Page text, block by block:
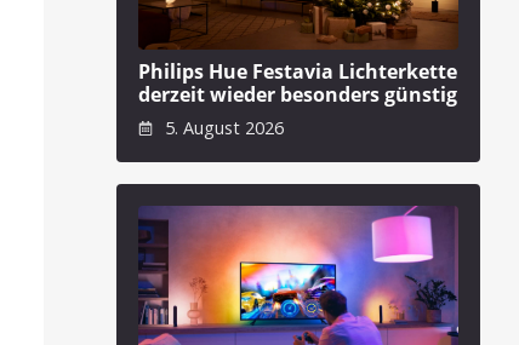
Philips Hue Festavia Lichterkette
derzeit wieder besonders günstig
5. August 2026